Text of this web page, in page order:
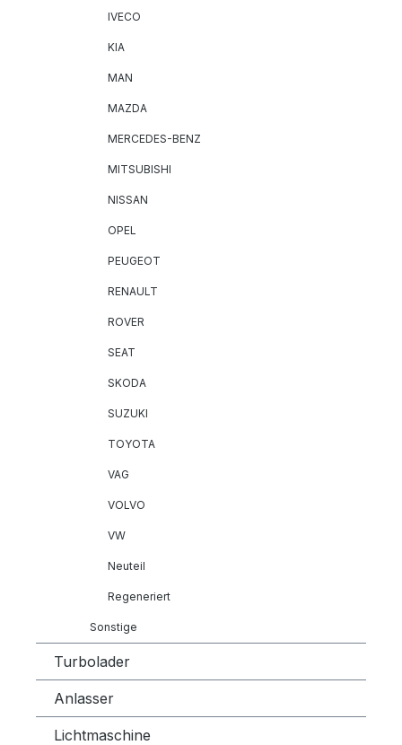
IVECO
KIA
MAN
MAZDA
MERCEDES-BENZ
MITSUBISHI
NISSAN
OPEL
PEUGEOT
RENAULT
ROVER
SEAT
SKODA
SUZUKI
TOYOTA
VAG
VOLVO
VW
Neuteil
Regeneriert
Sonstige
Turbolader
Anlasser
Lichtmaschine